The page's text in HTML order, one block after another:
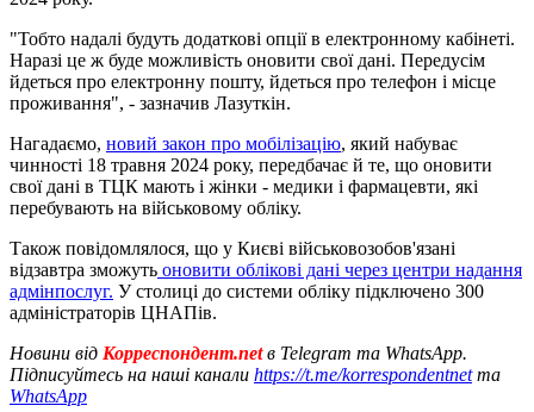
"Тобто надалі будуть додаткові опції в електронному кабінеті.
Наразі це ж буде можливість оновити свої дані. Передусім
йдеться про електронну пошту, йдеться про телефон і місце
проживання", - зазначив Лазуткін.
Нагадаємо, новий закон про мобілізацію, який набуває
чинності 18 травня 2024 року, передбачає й те, що оновити
свої дані в ТЦК мають і жінки - медики і фармацевти, які
перебувають на військовому обліку.
Також повідомлялося, що у Києві військовозобов'язані
відзавтра зможуть оновити облікові дані через центри надання
адмінпослуг. У столиці до системи обліку підключено 300
адміністраторів ЦНАПів.
Новини від Корреспондент.netв Telegram та WhatsApp.
Підписуйтесь на наші канали https://t.me/korrespondentnetта
WhatsApp